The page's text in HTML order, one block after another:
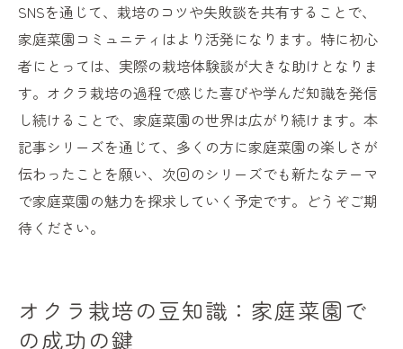
SNSを通じて、栽培のコツや失敗談を共有することで、
家庭菜園コミュニティはより活発になります。特に初心
者にとっては、実際の栽培体験談が大きな助けとなりま
す。オクラ栽培の過程で感じた喜びや学んだ知識を発信
し続けることで、家庭菜園の世界は広がり続けます。本
記事シリーズを通じて、多くの方に家庭菜園の楽しさが
伝わったことを願い、次回のシリーズでも新たなテーマ
で家庭菜園の魅力を探求していく予定です。どうぞご期
待ください。
オクラ栽培の豆知識：家庭菜園で
の成功の鍵